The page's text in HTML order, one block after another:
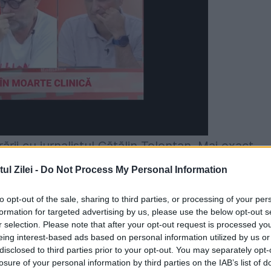
Zilei - Do Not Process My Personal Information
opt-out of the sale, sharing to third parties, or processing of your
for targeted advertising by us, please use the below opt-out
selection. Please note that after your opt-out request is processed
interest-based ads based on personal information utilized by us
to third parties prior to your opt-out. You may separately
of your personal information by third parties on the IAB’s list of
cu jurnalistul Cătălin Tolontan. Mai exact,
cu o istorie de peste 30 de ani, îşi
în acelaşi timp măsuri interne de reducere a
pentru companie, după ce a constatat o
64% din 2018.
încheie colaborarea cu această